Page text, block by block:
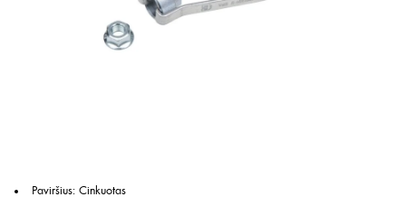
Paviršius: Cinkuotas